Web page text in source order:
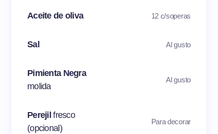
Aceite de oliva 12 c/soperas
Sal Al gusto
Pimienta Negra
molida
Al gusto
Perejilfresco
(opcional)
Para decorar